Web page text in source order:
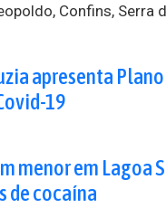
Confins, Serra
apresenta
19
menor em Lagoa
de cocaína